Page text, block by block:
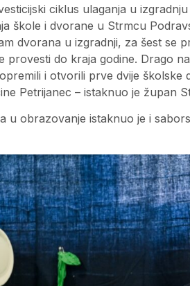
ciklus ulaganja u
škole i dvorane u Strmcu
dvorana u izgradnji, za šest se
provesti do kraja godine. Drago
i otvorili prve dvije
Petrijanec – istaknuo je župan
u obrazovanje istaknuo je i